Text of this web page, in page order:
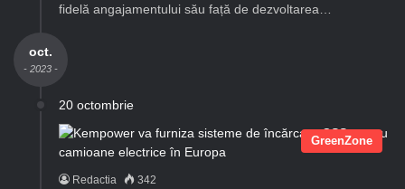
fidelă angajamentului său față de dezvoltarea…
oct.
- 2023 -
20 octombrie
GreenZone
Redactia 342